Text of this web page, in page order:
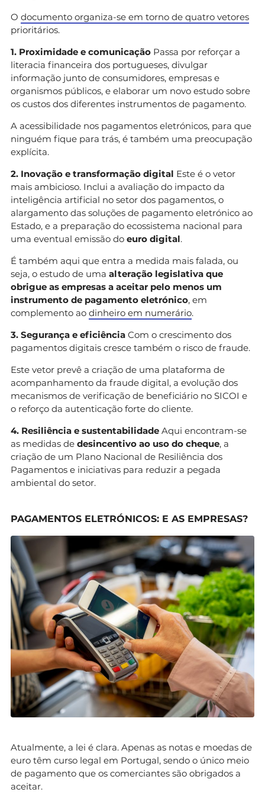
O documento organiza-se em torno de quatro vetores
prioritários.
1. Proximidade e comunicação Passa por reforçar a
literacia financeira dos portugueses, divulgar
informação junto de consumidores, empresas e
organismos públicos, e elaborar um novo estudo sobre
os custos dos diferentes instrumentos de pagamento.
A acessibilidade nos pagamentos eletrónicos, para que
ninguém fique para trás, é também uma preocupação
explícita.
2. Inovação e transformação digital Este é o vetor
mais ambicioso. Inclui a avaliação do impacto da
inteligência artificial no setor dos pagamentos, o
alargamento das soluções de pagamento eletrónico ao
Estado, e a preparação do ecossistema nacional para
uma eventual emissão do euro digital.
É também aqui que entra a medida mais falada, ou
seja, o estudo de uma alteração legislativa que
obrigue as empresas a aceitar pelo menos um
instrumento de pagamento eletrónico, em
complemento ao dinheiro em numerário.
3. Segurança e eficiência Com o crescimento dos
pagamentos digitais cresce também o risco de fraude.
Este vetor prevê a criação de uma plataforma de
acompanhamento da fraude digital, a evolução dos
mecanismos de verificação de beneficiário no SICOI e
o reforço da autenticação forte do cliente.
4. Resiliência e sustentabilidade Aqui encontram-se
as medidas de desincentivo ao uso do cheque, a
criação de um Plano Nacional de Resiliência dos
Pagamentos e iniciativas para reduzir a pegada
ambiental do setor.
PAGAMENTOS ELETRÓNICOS: E AS EMPRESAS?
Atualmente, a lei é clara. Apenas as notas e moedas de
euro têm curso legal em Portugal, sendo o único meio
de pagamento que os comerciantes são obrigados a
aceitar.